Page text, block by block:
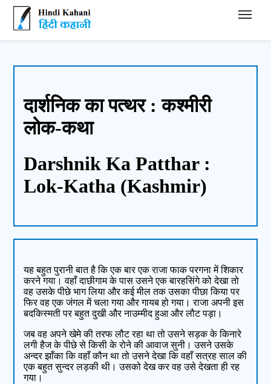
Hindi Kahani - हिंदी कहानी
दार्शनिक का पत्थर : कश्मीरी
लोक-कथा
Darshnik Ka Patthar :
Lok-Katha (Kashmir)
यह बहुत पुरानी बात है कि एक बार एक राजा फाक परगना में शिकार
करने गया। वहाँ दाछीगाम के पास उसने एक बारहसिंगे को देखा तो
वह उसके पीछे भाग लिया और कई मील तक उसका पीछा किया पर
फिर वह एक जंगल में चला गया और गायब हो गया। राजा अपनी इस
बदकिस्मती पर बहुत दुखी और नाउम्मीद हुआ और लौट पड़ा।
जब वह अपने खेमे की तरफ लौट रहा था तो उसने सड़क के किनारे
लगी हैज के पीछे से किसी के रोने की आवाज सुनी। उसने उसके
अन्दर झाँका कि वहाँ कौन था तो उसने देखा कि वहाँ सत्रह साल की
एक बहुत सुन्दर लड़की थी। उसको देख कर वह उसे देखता ही रह
गया।